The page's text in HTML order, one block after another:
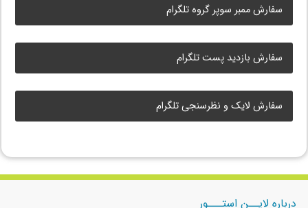
سفارش ممبر سوپر گروه تلگرام
سفارش بازدید پست تلگرام
سفارش لایک و نظرسنجی تلگرام